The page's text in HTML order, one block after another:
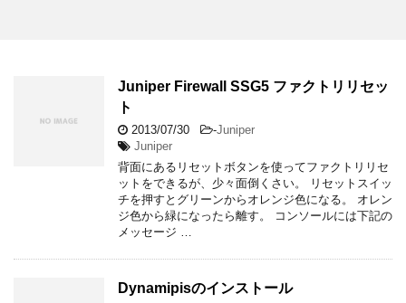
Juniper Firewall SSG5 ファクトリリセッ
ト
2013/07/30 -Juniper
Juniper
背面にあるリセットボタンを使ってファクトリリセ
ットをできるが、少々面倒くさい。 リセットスイッ
チを押すとグリーンからオレンジ色になる。 オレン
ジ色から緑になったら離す。 コンソールには下記の
メッセージ …
Dynamipisのインストール